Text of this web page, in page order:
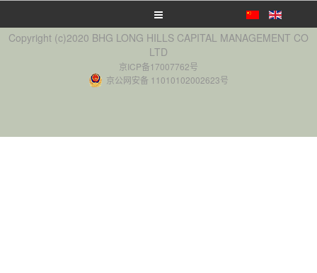
Copyright (c)2020 BHG LONG HILLS CAPITAL MANAGEMENT CO
LTD
京ICP备17007762号
京公网安备 11010102002623号